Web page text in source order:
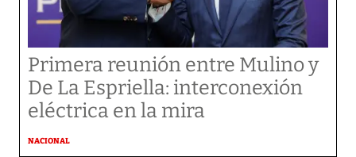
Primera reunión entre Mulino y
De La Espriella: interconexión
eléctrica en la mira
NACIONAL